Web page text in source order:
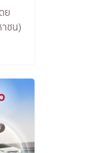
ย
ชน)